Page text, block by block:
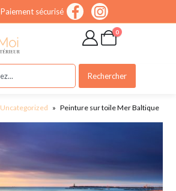
Paiement sécurisé
0
Rechercher
Uncategorized » Peinture sur toile Mer Baltique